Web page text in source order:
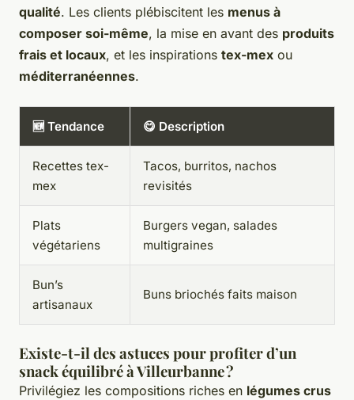
qualité. Les clients plébiscitent les menus à
composer soi-même, la mise en avant des produits
frais et locaux, et les inspirations tex-mex ou
méditerranéennes.
🆕 Tendance 😋 Description
Recettes tex-
mex
Tacos, burritos, nachos
revisités
Plats
végétariens
Burgers vegan, salades
multigraines
Bun’s
artisanaux
Buns briochés faits maison
Existe-t-il des astuces pour profiter d’un
snack équilibré à Villeurbanne ?
Privilégiez les compositions riches en légumes crus